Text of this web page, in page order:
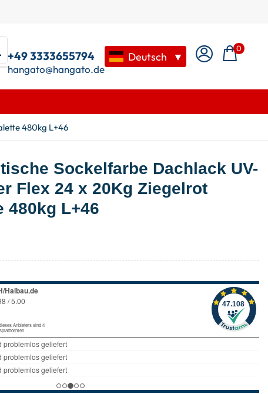
+49 3333655794
hangato@hangato.de
Deutsch ▼
0
480kg L+46
Sockelfarbe Dachlack UV-
Flex 24 x 20Kg Ziegelrot
480kg L+46